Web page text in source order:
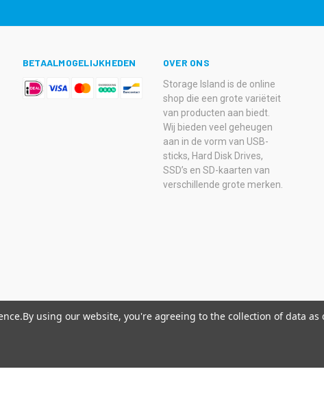
BETAALMOGELIJKHEDEN OVER ONS
Storage Island is de online
shop die een grote variëteit
van producten aan biedt.
Wij bieden veel geheugen
aan in de vorm van USB-
sticks, Hard Disk Drives,
SSD’s en SD-kaarten van
verschillende grote merken.
By using our website, you're agreeing to the collection of data